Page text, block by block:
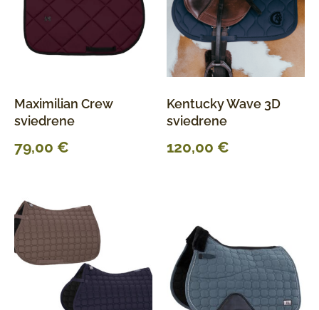
Maximilian Crew
sviedrene
79,00 €
Kentucky Wave 3D
sviedrene
120,00 €